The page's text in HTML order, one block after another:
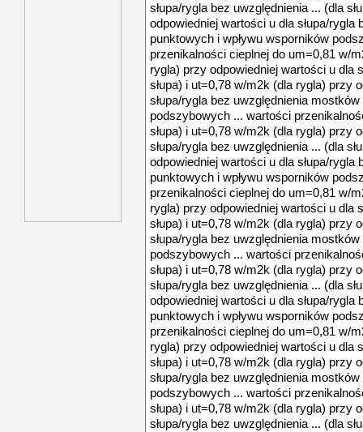
słupa/rygla bez uwzględnienia ... (dla
odpowiedniej wartości u dla słupa/
punktowych i wpływu wsporników
przenikalności cieplnej do um=0,81 w/
rygla) przy odpowiedniej wartości u dla
słupa) i ut=0,78 w/m2k (dla rygla) przy
słupa/rygla bez uwzględnienia
podszybowych ... wartości
słupa) i ut=0,78 w/m2k (dla rygla) przy
słupa/rygla bez uwzględnienia ... (dla
odpowiedniej wartości u dla słupa/
punktowych i wpływu wsporników
przenikalności cieplnej do um=0,81 w/
rygla) przy odpowiedniej wartości u dla
słupa) i ut=0,78 w/m2k (dla rygla) przy
słupa/rygla bez uwzględnienia
podszybowych ... wartości
słupa) i ut=0,78 w/m2k (dla rygla) przy
słupa/rygla bez uwzględnienia ... (dla
odpowiedniej wartości u dla słupa/
punktowych i wpływu wsporników
przenikalności cieplnej do um=0,81 w/
rygla) przy odpowiedniej wartości u dla
słupa) i ut=0,78 w/m2k (dla rygla) przy
słupa/rygla bez uwzględnienia
podszybowych ... wartości
słupa) i ut=0,78 w/m2k (dla rygla) przy
słupa/rygla bez uwzględnienia ... (dla